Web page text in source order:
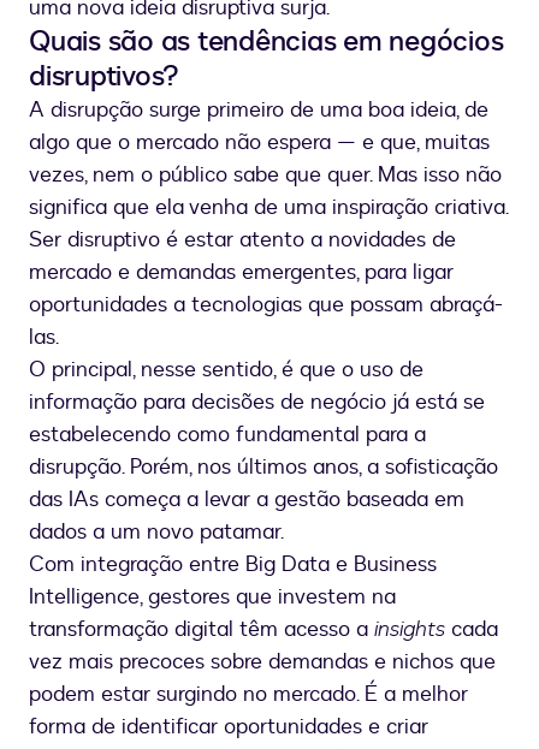
uma nova ideia disruptiva surja.
Quais são as tendências em negócios
disruptivos?
A disrupção surge primeiro de uma boa ideia, de
algo que o mercado não espera — e que, muitas
vezes, nem o público sabe que quer. Mas isso não
significa que ela venha de uma inspiração criativa.
Ser disruptivo é estar atento a novidades de
mercado e demandas emergentes, para ligar
oportunidades a tecnologias que possam abraçá-
las.
O principal, nesse sentido, é que o uso de
informação para decisões de negócio já está se
estabelecendo como fundamental para a
disrupção. Porém, nos últimos anos, a sofisticação
das IAs começa a levar a gestão baseada em
dados a um novo patamar.
Com integração entre Big Data e Business
Intelligence, gestores que investem na
transformação digital têm acesso a insights cada
vez mais precoces sobre demandas e nichos que
podem estar surgindo no mercado. É a melhor
forma de identificar oportunidades e criar